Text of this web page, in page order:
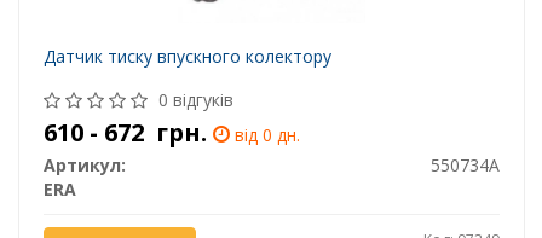
Датчик тиску впускного колектору
0 відгуків
610 - 672 грн.
від 0 дн.
Артикул:
550734A
ERA